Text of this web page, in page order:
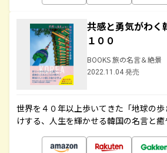
共感と勇気がわく
１００
BOOKS 旅の名言＆絶景
2022.11.04 発売
世界を４０年以上歩いてきた「地球の
けする、人生を輝かせる韓国の名言と